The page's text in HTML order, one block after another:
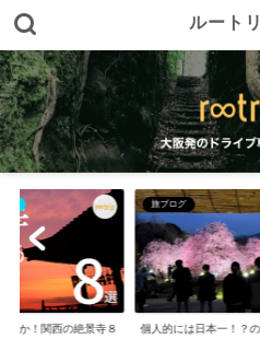
ルート
？の枝垂れ梅の庭園
特集
【関西ドライブ】大阪